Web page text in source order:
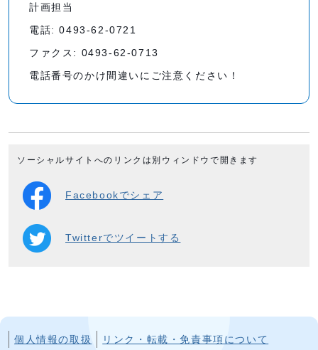
計画担当
電話: 0493-62-0721
ファクス: 0493-62-0713
電話番号のかけ間違いにご注意ください！
ソーシャルサイトへのリンクは別ウィンドウで開きます
Facebookでシェア
Twitterでツイートする
個人情報の取扱 リンク・転載・免責事項について